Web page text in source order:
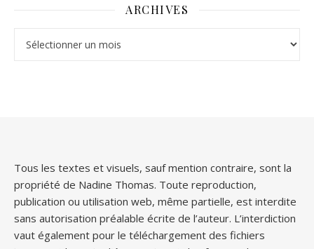
ARCHIVES
Tous les textes et visuels, sauf mention contraire, sont la
propriété de Nadine Thomas. Toute reproduction,
publication ou utilisation web, même partielle, est interdite
sans autorisation préalable écrite de l’auteur. L’interdiction
vaut également pour le téléchargement des fichiers